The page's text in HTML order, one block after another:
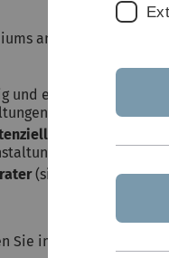
an einer
und eingehend anhand
Hochschulen
Module Sie
(siehe rechte
Sie im Folgenden